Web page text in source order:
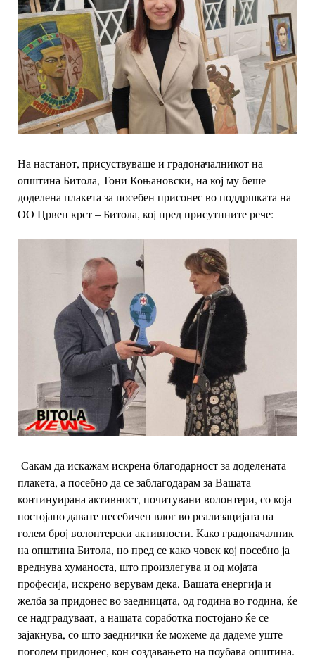
На настанот, присуствуваше и градоначалникот на
општина Битола, Тони Коњановски, на кој му беше
доделена плакета за посебен присонес во поддршката на
ОО Црвен крст – Битола, кој пред присутнните рече:
-Сакам да искажам искрена благодарност за доделената
плакета, a посебно да се заблагодарам за Вашата
континуирана активност, почитувани волонтери, со која
постојано давате несебичен влог во реализацијата на
голем број волонтерски активности. Како градоначалник
на општина Битола, но пред се како човек кој посебно ја
вреднува хуманоста, што произлегува и од мојата
професија, искрено верувам дека, Вашата енергија и
желба за придонес во заедницата, од година во година, ќе
се надградуваат, а нашата соработка постојано ќе се
зајакнува, со што заеднички ќе можеме да дадеме уште
поголем придонес, кон создавањето на поубава општина.